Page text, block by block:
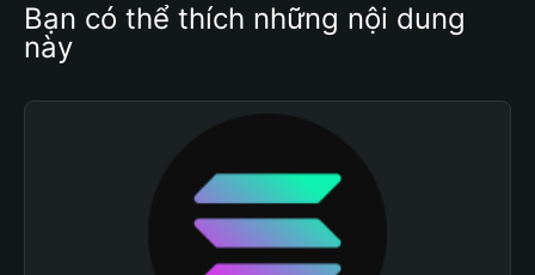
Bạn có thể thích những nội dung
này